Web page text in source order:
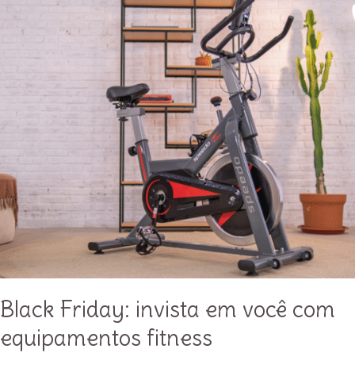
treino
de
verão
um
sucesso!
Black Friday: invista em você com
equipamentos fitness